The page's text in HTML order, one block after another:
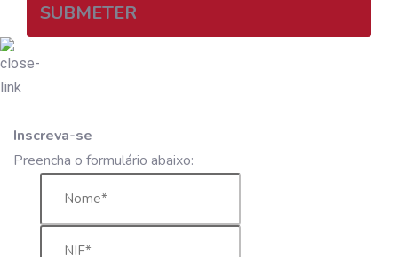
SUBMETER
Inscreva-se
Preencha o formulário abaixo: